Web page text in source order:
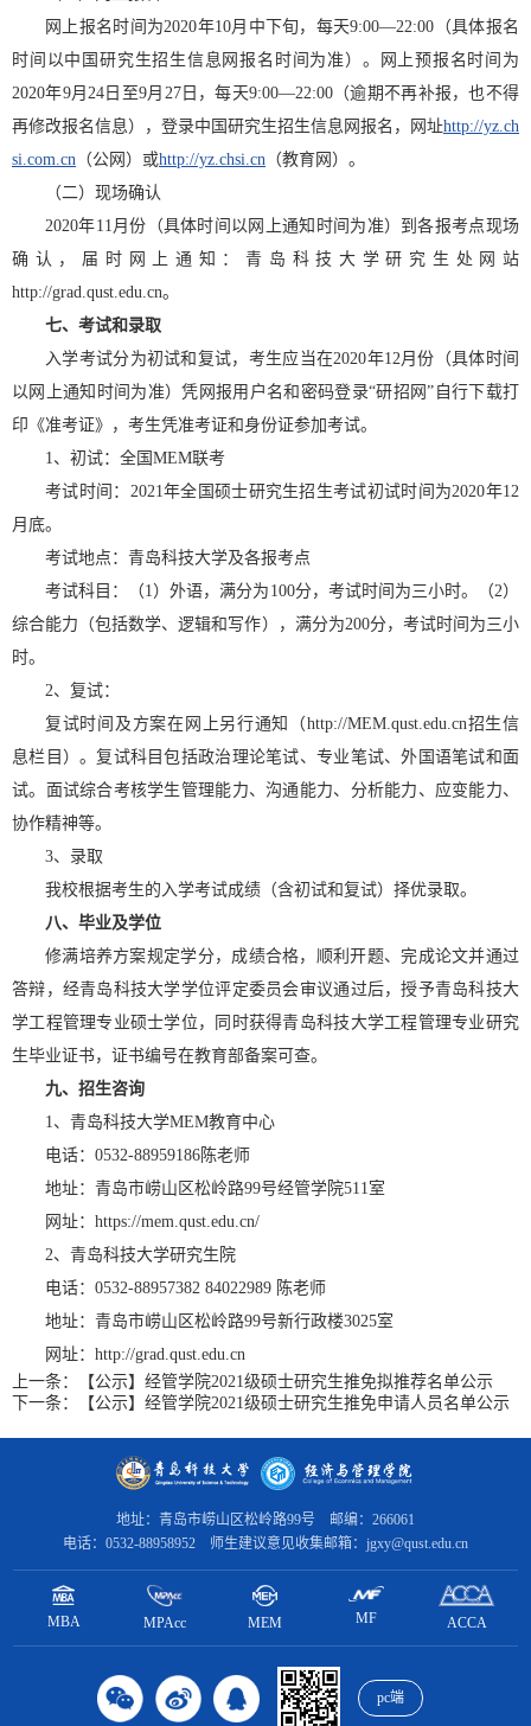
网上报名时间为2020年10月中下旬，每天9:00—22:00（具体报名
时间以中国研究生招生信息网报名时间为准）。网上预报名时间为
2020年9月24日至9月27日，每天9:00—22:00（逾期不再补报，也不得
再修改报名信息），登录中国研究生招生信息网报名，网址http://yz.ch
si.com.cn （公网）或http://yz.chsi.cn （教育网）。
（二）现场确认
2020年11月份（具体时间以网上通知时间为准）到各报考点现场
确认，届时网上通知：青岛科技大学研究生处网站
http://grad.qust.edu.cn。
七、考试和录取
入学考试分为初试和复试，考生应当在2020年12月份（具体时间
以网上通知时间为准）凭网报用户名和密码登录“研招网”自行下载打
印《准考证》，考生凭准考证和身份证参加考试。
1、初试：全国MEM联考
考试时间：2021年全国硕士研究生招生考试初试时间为2020年12
月底。
考试地点：青岛科技大学及各报考点
考试科目：（1）外语，满分为100分，考试时间为三小时。（2）
综合能力（包括数学、逻辑和写作），满分为200分，考试时间为三小
时。
2、复试：
复试时间及方案在网上另行通知（http://MEM.qust.edu.cn招生信
息栏目）。复试科目包括政治理论笔试、专业笔试、外国语笔试和面
试。面试综合考核学生管理能力、沟通能力、分析能力、应变能力、
协作精神等。
3、录取
我校根据考生的入学考试成绩（含初试和复试）择优录取。
八、毕业及学位
修满培养方案规定学分，成绩合格，顺利开题、完成论文并通过
答辩，经青岛科技大学学位评定委员会审议通过后，授予青岛科技大
学工程管理专业硕士学位，同时获得青岛科技大学工程管理专业研究
生毕业证书，证书编号在教育部备案可查。
九、招生咨询
1、青岛科技大学MEM教育中心
电话：0532-88959186陈老师
地址：青岛市崂山区松岭路99号经管学院511室
网址：https://mem.qust.edu.cn/
2、青岛科技大学研究生院
电话：0532-88957382 84022989 陈老师
地址：青岛市崂山区松岭路99号新行政楼3025室
网址：http://grad.qust.edu.cn
上一条：
【公示】经管学院2021级硕士研究生推免拟推荐名单公示
下一条：
【公示】经管学院2021级硕士研究生推免申请人员名单公示
地址：青岛市崂山区松岭路99号 邮编：266061
电话：0532-88958952 师生建议意见收集邮箱：jgxy@qust.edu.cn
MBA MPAcc MEM MF ACCA
pc端